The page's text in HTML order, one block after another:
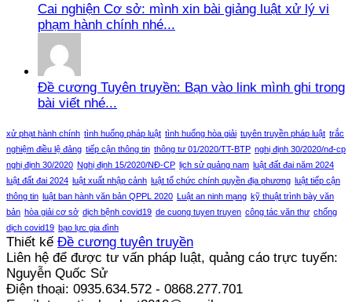
Cai nghiện Cơ sở: mình xin bài giảng luật xử lý vi
phạm hành chính nhé...
Đề cương Tuyên truyền: Bạn vào link mình ghi trong
bài viết nhé...
xử phạt hành chính tình huống pháp luật tình huống hòa giải tuyên truyền pháp luật trắc
nghiệm điều lệ đảng tiếp cận thông tin thông tư 01/2020/TT-BTP nghị định 30/2020/nđ-cp
nghị định 30/2020 Nghị định 15/2020/NĐ-CP lịch sử quảng nam luật đất đai năm 2024
luật đất đai 2024 luật xuất nhập cảnh luật tổ chức chính quyền địa phương luật tiếp cận
thông tin luật ban hành văn bản QPPL 2020 Luật an ninh mạng kỹ thuật trình bày văn
bản hòa giải cơ sở dịch bệnh covid19 de cuong tuyen truyen công tác văn thư chống
dịch covid19 bạo lực gia đình
Thiết kế Đề cương tuyên truyền
Liên hệ để được tư vấn pháp luật, quảng cáo trực tuyến:
Nguyễn Quốc Sử
Điện thoại: 0935.634.572 - 0868.277.701